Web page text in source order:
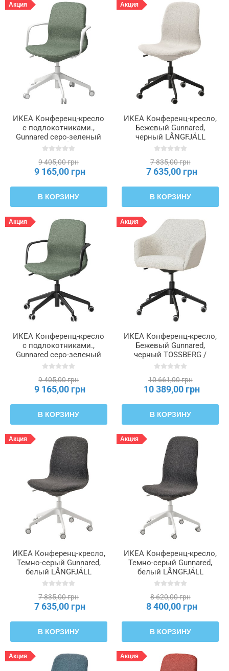
Акция
ИКЕА Конференц-кресло
с подлокотниками.,
Gunnared серо-зеленый
цвет, белый LÅNGFJÄLL
9 405,00 грн
9 165,00 грн
В КОРЗИНУ
Акция
ИКЕА Конференц-кресло,
Бежевый Gunnared,
черный LÅNGFJÄLL
ЛОНГФЬЕЛЛЬ, 891.775.66
7 835,00 грн
7 635,00 грн
В КОРЗИНУ
Акция
ИКЕА Конференц-кресло
с подлокотниками.,
Gunnared серо-зеленый
цвет, черный LÅNGFJÄLL
9 405,00 грн
9 165,00 грн
В КОРЗИНУ
Акция
ИКЕА Конференц-кресло,
Бежевый Gunnared,
черный TOSSBERG /
LÅNGFJÄLL ЛОНГФЬЕЛЛЬ,
10 661,00 грн
10 389,00 грн
В КОРЗИНУ
Акция
ИКЕА Конференц-кресло,
Темно-серый Gunnared,
белый LÅNGFJÄLL
ЛОНГФЬЕЛЛЬ, 492.523.84
7 835,00 грн
7 635,00 грн
В КОРЗИНУ
Акция
ИКЕА Конференц-кресло,
Темно-серый Gunnared,
белый LÅNGFJÄLL
ЛОНГФЬЕЛЛЬ, 392.525.15
8 620,00 грн
8 400,00 грн
В КОРЗИНУ
Акция Акция